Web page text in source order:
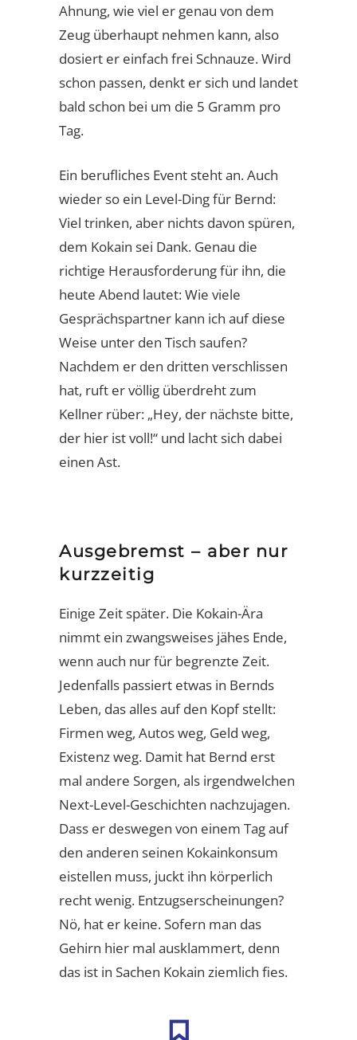
Ahnung, wie viel er genau von dem
Zeug überhaupt nehmen kann, also
dosiert er einfach frei Schnauze. Wird
schon passen, denkt er sich und landet
bald schon bei um die 5 Gramm pro
Tag.
Ein berufliches Event steht an. Auch
wieder so ein Level-Ding für Bernd:
Viel trinken, aber nichts davon spüren,
dem Kokain sei Dank. Genau die
richtige Herausforderung für ihn, die
heute Abend lautet: Wie viele
Gesprächspartner kann ich auf diese
Weise unter den Tisch saufen?
Nachdem er den dritten verschlissen
hat, ruft er völlig überdreht zum
Kellner rüber: „Hey, der nächste bitte,
der hier ist voll!“ und lacht sich dabei
einen Ast.
Ausgebremst – aber nur
kurzzeitig
Einige Zeit später. Die Kokain-Ära
nimmt ein zwangsweises jähes Ende,
wenn auch nur für begrenzte Zeit.
Jedenfalls passiert etwas in Bernds
Leben, das alles auf den Kopf stellt:
Firmen weg, Autos weg, Geld weg,
Existenz weg. Damit hat Bernd erst
mal andere Sorgen, als irgendwelchen
Next-Level-Geschichten nachzujagen.
Dass er deswegen von einem Tag auf
den anderen seinen Kokainkonsum
eistellen muss, juckt ihn körperlich
recht wenig. Entzugserscheinungen?
Nö, hat er keine. Sofern man das
Gehirn hier mal ausklammert, denn
das ist in Sachen Kokain ziemlich fies.